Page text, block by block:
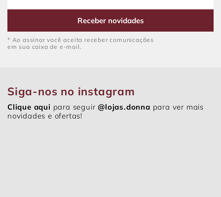
Receber novidades
* Ao assinar você aceita receber comunicações
em sua caixa de e-mail.
Siga-nos no instagram
Clique aqui para seguir@lojas.donna para ver mais
novidades e ofertas!